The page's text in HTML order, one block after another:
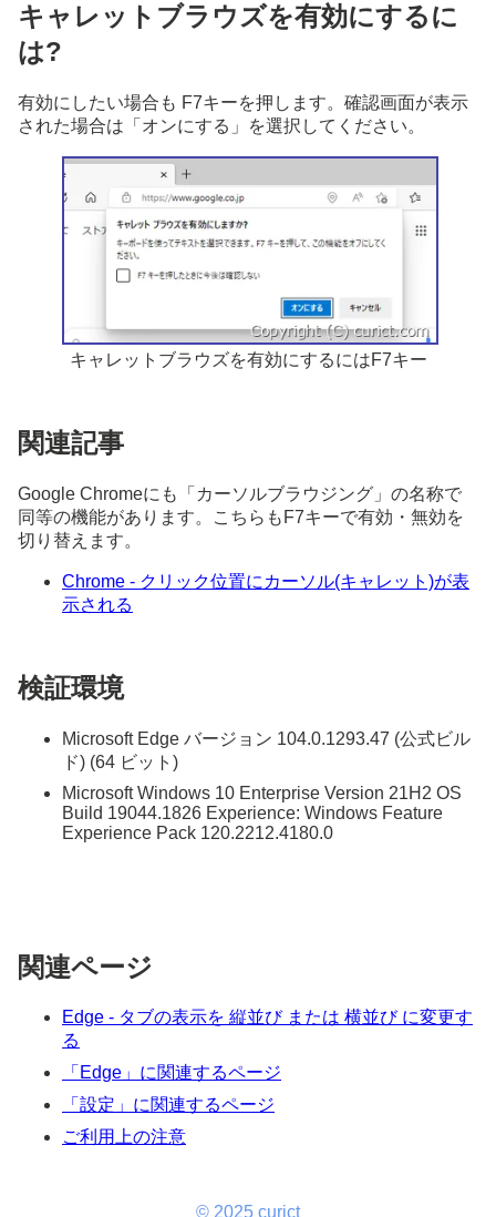
キャレットブラウズを有効にするに
は?
有効にしたい場合も F7キーを押します。確認画面が表示
された場合は「オンにする」を選択してください。
キャレットブラウズを有効にするにはF7キー
関連記事
Google Chromeにも「カーソルブラウジング」の名称で
同等の機能があります。こちらもF7キーで有効・無効を
切り替えます。
Chrome - クリック位置にカーソル(キャレット)が表
示される
検証環境
Microsoft Edge バージョン 104.0.1293.47 (公式ビル
ド) (64 ビット)
Microsoft Windows 10 Enterprise Version 21H2 OS
Build 19044.1826 Experience: Windows Feature
Experience Pack 120.2212.4180.0
関連ページ
Edge - タブの表示を 縦並び または 横並び に変更す
る
「Edge」に関連するページ
「設定」に関連するページ
ご利用上の注意
© 2025 curict